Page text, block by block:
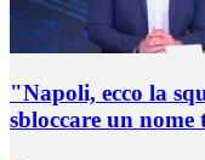
"Napoli, ecco la
sbloccare un